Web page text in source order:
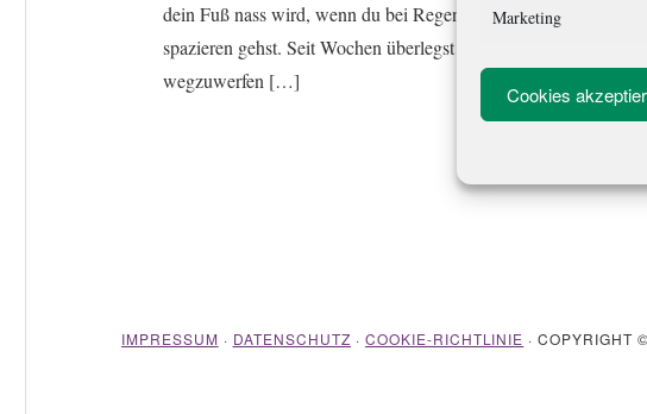
Marketing
Cookies
dein Fuß nass wird, wenn du bei Regen
spazieren gehst. Seit Wochen überlegst du, sie
wegzuwerfen […]
IMPRESSUM · DATENSCHUTZ · COOKIE-RICHTLINIE · COPYRIGHT